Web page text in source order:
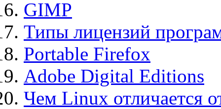
GIMP
Типы лицензий
Portable Firefox
Adobe Digital Editions
Чем Linux отличается